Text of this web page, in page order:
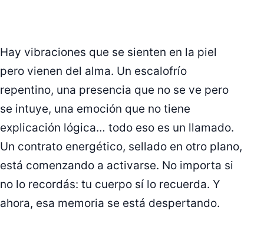
Hay vibraciones que se sienten en la piel
pero vienen del alma. Un escalofrío
repentino, una presencia que no se ve pero
se intuye, una emoción que no tiene
explicación lógica… todo eso es un llamado.
Un contrato energético, sellado en otro plano,
está comenzando a activarse. No importa si
no lo recordás: tu cuerpo sí lo recuerda. Y
ahora, esa memoria se está despertando.